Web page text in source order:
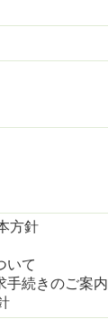
方針
いて
続きのご案内